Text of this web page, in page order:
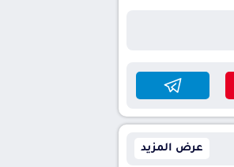
عرض المزيد